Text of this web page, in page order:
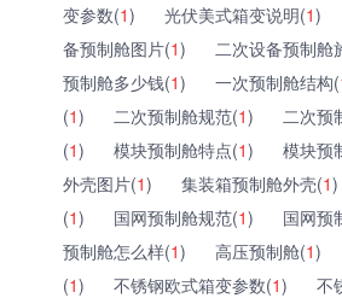
变参数(1) 光伏美式箱变说明(1)
备预制舱图片(1) 二次设备预制舱
预制舱多少钱(1) 一次预制舱结构(
(1) 二次预制舱规范(1) 二次预
(1) 模块预制舱特点(1) 模块预
外壳图片(1) 集装箱预制舱外壳(1)
(1) 国网预制舱规范(1) 国网预
预制舱怎么样(1) 高压预制舱(1)
(1) 不锈钢欧式箱变参数(1) 不